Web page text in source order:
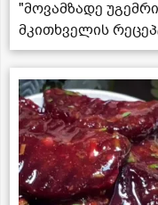
"მოვამზადე
მკითხველის